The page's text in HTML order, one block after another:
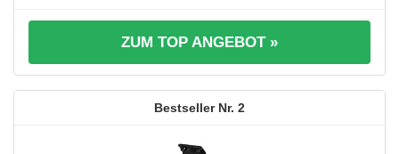
ZUM TOP ANGEBOT »
2